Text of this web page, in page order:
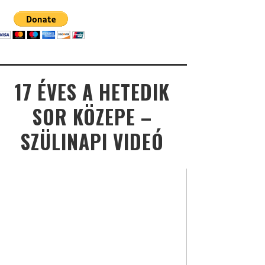
17 ÉVES A HETEDIK
SOR KÖZEPE –
SZÜLINAPI VIDEÓ